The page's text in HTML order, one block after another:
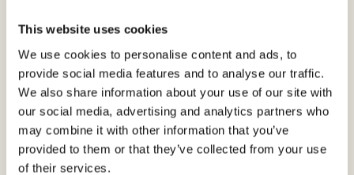
This website uses cookies
We use cookies to personalise content and ads, to
provide social media features and to analyse our traffic.
We also share information about your use of our site with
our social media, advertising and analytics partners who
may combine it with other information that you’ve
provided to them or that they’ve collected from your use
of their services.
MÖTESFÖRFRÅGAN SANO
I formuläret kan du fylla i ett önskat datum för
möte och en hälsning. Kom ihåg att skriva i din
mailadress korrekt för att bekräftelsen ska nå
dig. Endast bekräftade mötesförfrågningar
gäller.